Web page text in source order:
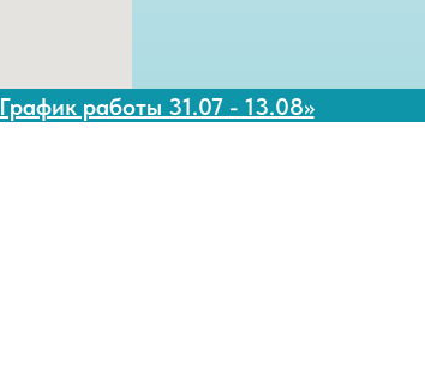
График работы 31.07 - 13.08>>